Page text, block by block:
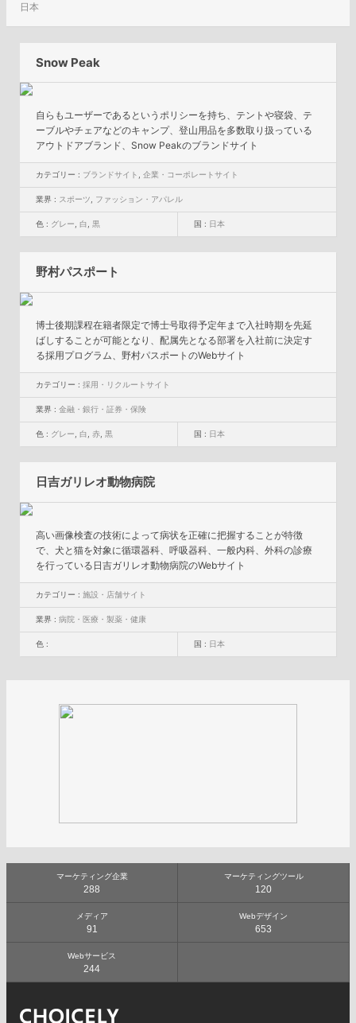
日本
Snow Peak
自らもユーザーであるというポリシーを持ち、テントや寝袋、テ
ーブルやチェアなどのキャンプ、登山用品を多数取り扱っている
アウトドアブランド、Snow Peakのブランドサイト
カテゴリー : ブランドサイト ,企業・コーポレートサイト
業界 : スポーツ ファッション・アパレル
色 : グレー ,白 ,黒 国 : 日本
野村パスポート
博士後期課程在籍者限定で博士号取得予定年まで入社時期を先延
ばしすることが可能となり、配属先となる部署を入社前に決定す
る採用プログラム、野村パスポートのWebサイト
カテゴリー :採用・リクルートサイト
業界 :金融・銀行・証券・保険
色 : グレー ,白 ,赤 ,黒 国 : 日本
日吉ガリレオ動物病院
高い画像検査の技術によって病状を正確に把握することが特徴
で、犬と猫を対象に循環器科、呼吸器科、一般内科、外科の診療
を行っている日吉ガリレオ動物病院のWebサイト
カテゴリー :施設・店舗サイト
業界 :病院・医療・製薬・健康
色 : 国 : 日本
マーケティング企業
288
マーケティングツール
120
メディア
91
Webデザイン
653
Webサービス
244